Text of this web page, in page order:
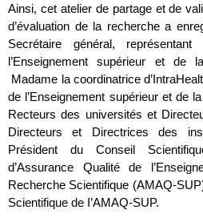
Ainsi, cet atelier de partage et de
d’évaluation de la recherche a
Secrétaire général,
l’Enseignement supérieur et de
Madame la coordinatrice
de l’Enseignement supérieur et de
Recteurs des universités et
Directeurs et Directrices des
Président du Conseil
d’Assurance Qualité de
Recherche Scientifique (AMAQ-
Scientifique de I’AMAQ-SUP.